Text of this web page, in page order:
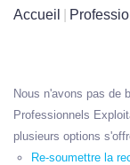
Accueil
Nous n'avons pas de
Professionnels
plusieurs options
Re-soumettre la